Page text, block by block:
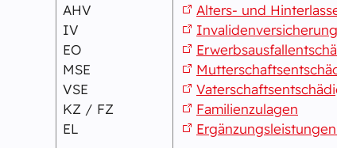
AHV
IV
EO
MSE
VSE
KZ / FZ
EL
Alters- und
Invalidenversicherung
Familienzulagen